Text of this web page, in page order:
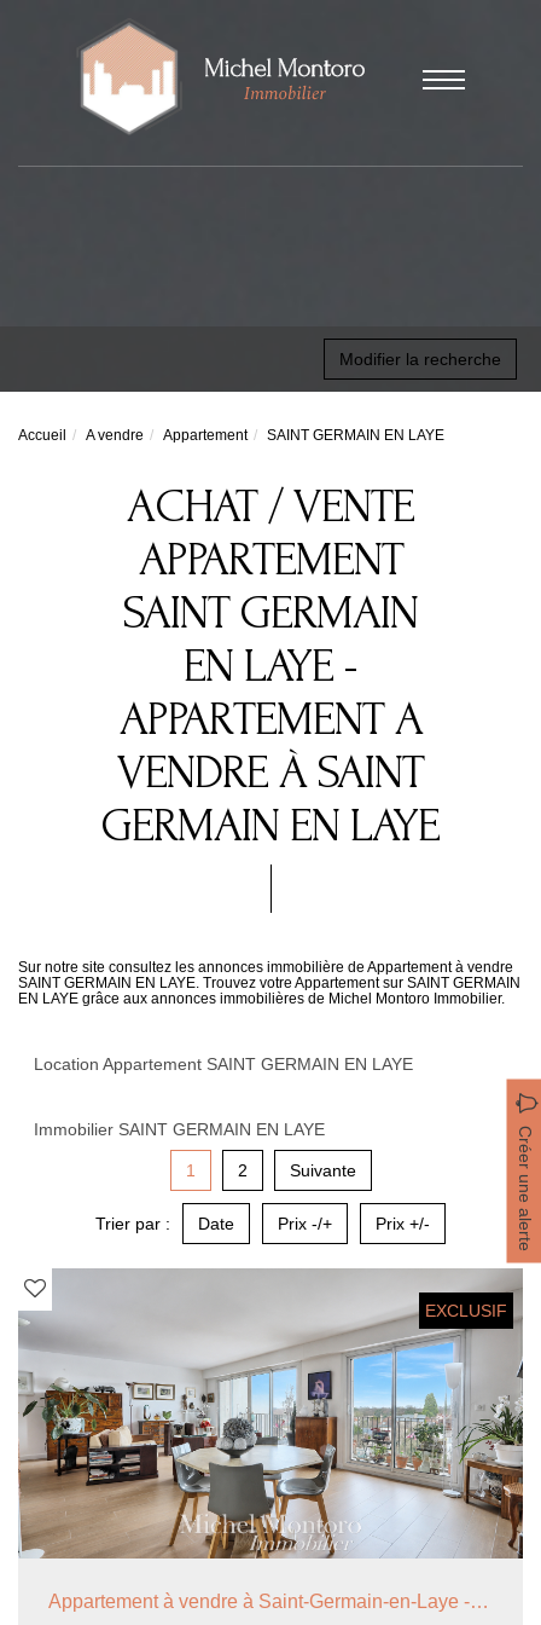
Modifier la recherche
Accueil A vendre Appartement SAINT GERMAIN EN LAYE
ACHAT / VENTE
APPARTEMENT
SAINT GERMAIN
EN LAYE -
APPARTEMENT A
VENDRE À SAINT
GERMAIN EN LAYE
Sur notre site consultez les annonces immobilière de Appartement à vendre
SAINT GERMAIN EN LAYE. Trouvez votre Appartement sur SAINT GERMAIN
EN LAYE grâce aux annonces immobilières de Michel Montoro Immobilier.
Location Appartement SAINT GERMAIN EN LAYE
Immobilier SAINT GERMAIN EN LAYE Créer une alerte
1 2 Suivante
Trier par : Date Prix -/+ Prix +/-
EXCLUSIF
Appartement à vendre à Saint-Germain-en-Laye - 3 chambres - 115.62 m²